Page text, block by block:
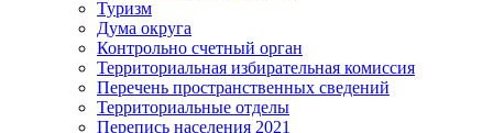
Туризм
Дума округа
Контрольно счетный орган
Территориальная избирательная комиссия
Перечень пространственных сведений
Территориальные отделы
Перепись населения 2021